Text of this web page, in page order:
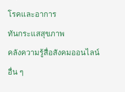
โรคและอาการ
ทันกระแสสุขภาพ
คลังความรู้สื่อสังคมออนไลน์
อื่น ๆ